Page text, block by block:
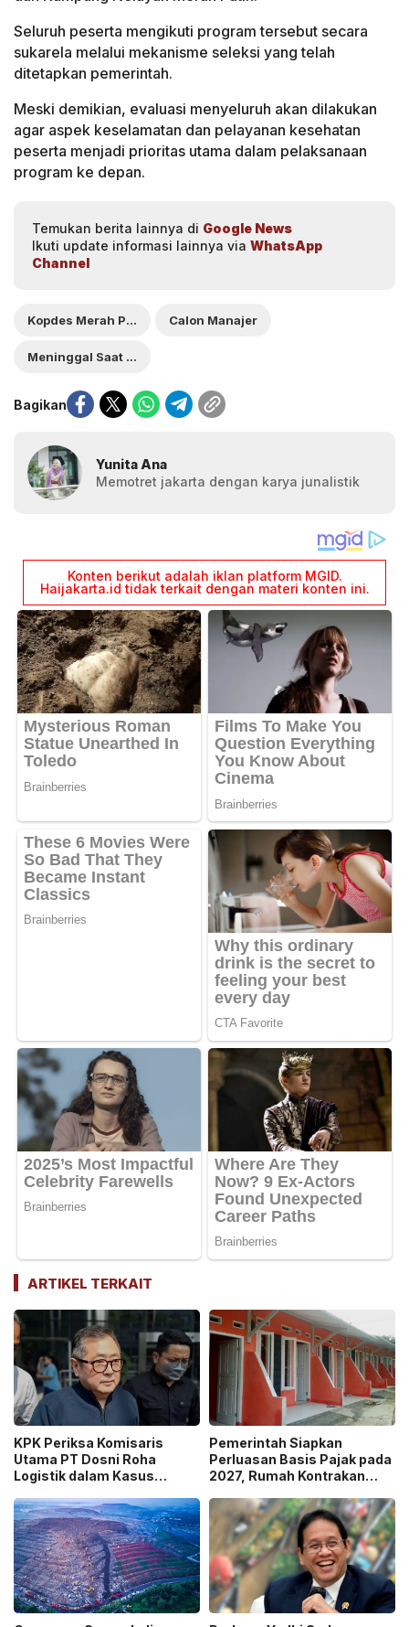
Seluruh peserta mengikuti program tersebut secara
sukarela melalui mekanisme seleksi yang telah
ditetapkan pemerintah.
Meski demikian, evaluasi menyeluruh akan dilakukan
agar aspek keselamatan dan pelayanan kesehatan
peserta menjadi prioritas utama dalam pelaksanaan
program ke depan.
Temukan berita lainnya di Google News
Ikuti update informasi lainnya via WhatsApp
Channel
Kopdes Merah Putih Calon Manajer
Meninggal Saat Latsarmil
Bagikan
Yunita Ana
Memotret jakarta dengan karya junalistik
ARTIKEL TERKAIT
KPK Periksa Komisaris
Utama PT Dosni Roha
Logistik dalam Kasus
Pengangkutan Bansos!
Pemerintah Siapkan
Perluasan Basis Pajak pada
2027, Rumah Kontrakan
Pengawasan!